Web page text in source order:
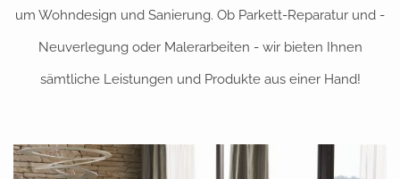
um Wohndesign und Sanierung. Ob Parkett-Reparatur und -
Neuverlegung oder Malerarbeiten - wir bieten Ihnen
sämtliche Leistungen und Produkte aus einer Hand!